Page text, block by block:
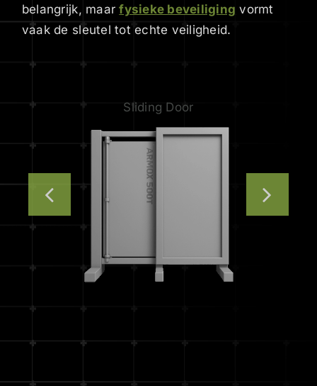
belangrijk, maarfysieke beveiliging vormt
vaak de sleutel tot echte veiligheid.
Sliding Door